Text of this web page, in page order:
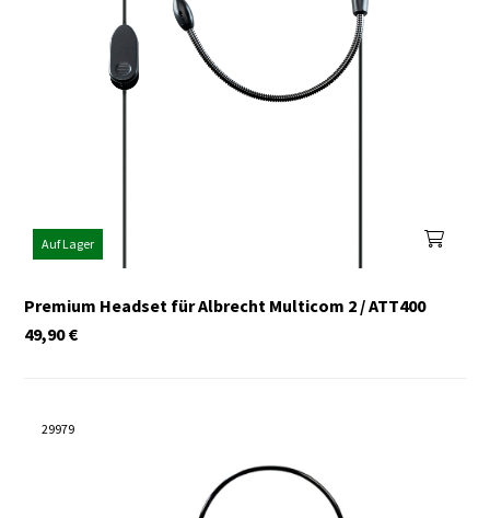
Auf Lager
Premium Headset für Albrecht Multicom 2 / ATT400
€
49,90
29979